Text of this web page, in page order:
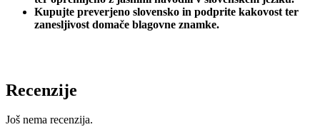
Kupujte preverjeno slovensko in podprite kakovost ter
zanesljivost domače blagovne znamke.
Recenzije
Još nema recenzija.